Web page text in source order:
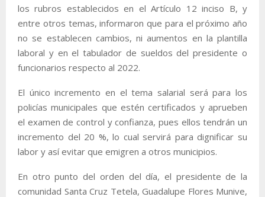
los rubros establecidos en el Artículo 12 inciso B, y
entre otros temas, informaron que para el próximo año
no se establecen cambios, ni aumentos en la plantilla
laboral y en el tabulador de sueldos del presidente o
funcionarios respecto al 2022.
El único incremento en el tema salarial será para los
policías municipales que estén certificados y aprueben
el examen de control y confianza, pues ellos tendrán un
incremento del 20 %, lo cual servirá para dignificar su
labor y así evitar que emigren a otros municipios.
En otro punto del orden del día, el presidente de la
comunidad Santa Cruz Tetela, Guadalupe Flores Munive,